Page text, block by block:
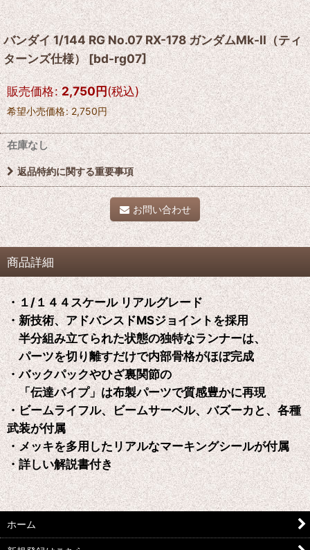
バンダイ 1/144 RG No.07 RX-178 ガンダムMk-II（ティ
ターンズ仕様）[bd-rg07]
販売価格: 2,750円(税込)
希望小売価格: 2,750円
在庫なし
返品特約に関する重要事項
お問い合わせ
商品詳細
・１/１４４スケール リアルグレード
・新技術、アドバンスドMSジョイントを採用
半分組み立てられた状態の独特なランナーは、
パーツを切り離すだけで内部骨格がほぼ完成
・バックパックやひざ裏関節の
「伝達パイプ」は布製パーツで質感豊かに再現
・ビームライフル、ビームサーベル、バズーカと、各種
武装が付属
・メッキを多用したリアルなマーキングシールが付属
・詳しい解説書付き
ホーム